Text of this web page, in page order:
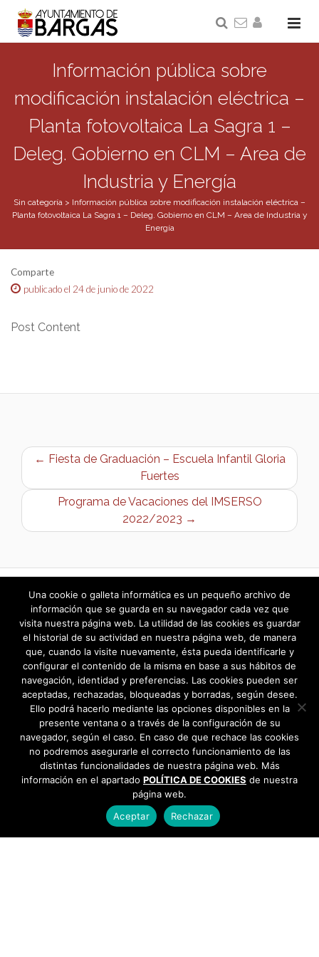
Información pública sobre
modificación instalación eléctrica –
Planta fotovoltaica La Sagra 1 –
Deleg. Gobierno en CLM – Area de
Industria y Energía
Sin categoría > Información pública sobre modificación instalación eléctrica –
Planta fotovoltaica La Sagra 1 – Deleg. Gobierno en CLM – Area de Industria y
Energía
Comparte
publicado el 24 de junio de 2022
Post Content
← Fiesta de Graduación – Escuela Infantil Gloria
Fuertes
Programa de Vacaciones del IMSERSO
2022/2023 →
Una cookie o galleta informática es un pequeño archivo de
información que se guarda en su navegador cada vez que
visita nuestra página web. La utilidad de las cookies es guardar
el historial de su actividad en nuestra página web, de manera
que, cuando la visite nuevamente, ésta pueda identificarle y
configurar el contenido de la misma en base a sus hábitos de
navegación, identidad y preferencias. Las cookies pueden ser
aceptadas, rechazadas, bloqueadas y borradas, según desee.
Ello podrá hacerlo mediante las opciones disponibles en la
presente ventana o a través de la configuración de su
navegador, según el caso. En caso de que rechace las cookies
no podremos asegurarle el correcto funcionamiento de las
distintas funcionalidades de nuestra página web. Más
información en el apartado POLÍTICA DE COOKIES de nuestra
página web.
Aceptar
Rechazar